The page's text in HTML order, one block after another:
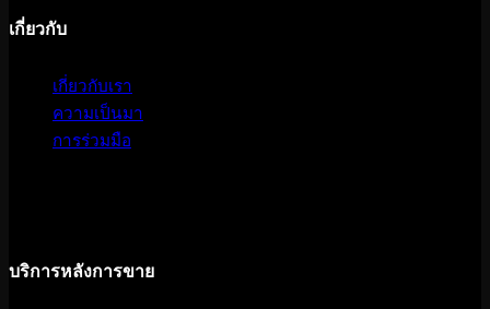
เกี่ยวกับ
เกี่ยวกับเรา
ความเป็นมา
การร่วมมือ
บริการหลังการขาย